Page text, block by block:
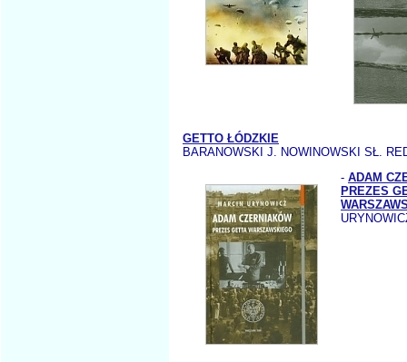
GETTO ŁÓDZKIE
BARANOWSKI J. NOWINOWSKI SŁ.
- ADAM
PREZES